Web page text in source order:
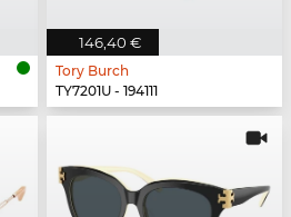
146,40 €
Tory Burch
TY7201U - 194111